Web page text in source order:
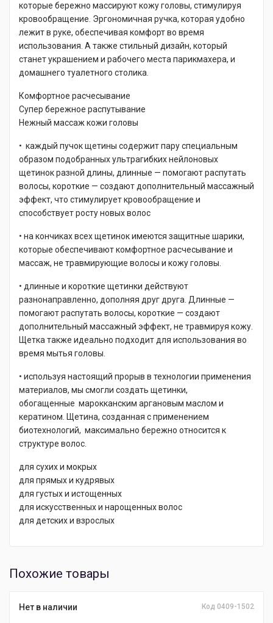
которые бережно массируют кожу головы, стимулируя
кровообращение. Эргономичная ручка, которая удобно
лежит в руке, обеспечивая комфорт во время
использования. А также стильный дизайн, который
станет украшением и рабочего места парикмахера, и
домашнего туалетного столика.
Комфортное расчесывание
Супер бережное распутывание
Нежный массаж кожи головы
• каждый пучок щетины содержит пару специальным
образом подобранных ультрагибких нейлоновых
щетинок разной длины, длинные — помогают распутать
волосы, короткие — создают дополнительный массажный
эффект, что стимулирует кровообращение и
способствует росту новых волос
• на кончиках всех щетинок имеются защитные шарики,
которые обеспечивают комфортное расчесывание и
массаж, не травмирующие волосы и кожу головы.
• длинные и короткие щетинки действуют
разнонаправленно, дополняя друг друга. Длинные —
помогают распутать волосы, короткие — создают
дополнительный массажный эффект, не травмируя кожу.
Щетка также идеально подходит для использования во
время мытья головы.
• используя настоящий прорыв в технологии применения
материалов, мы смогли создать щетинки,
обогащенные марокканским аргановым маслом и
кератином. Щетина, созданная с применением
биотехнологий, максимально бережно относится к
структуре волос.
для сухих и мокрых
для прямых и кудрявых
для густых и истощенных
для искусственных и нарощенных волос
для детских и взрослых
Похожие товары
Нет в наличии Код 0409-1502